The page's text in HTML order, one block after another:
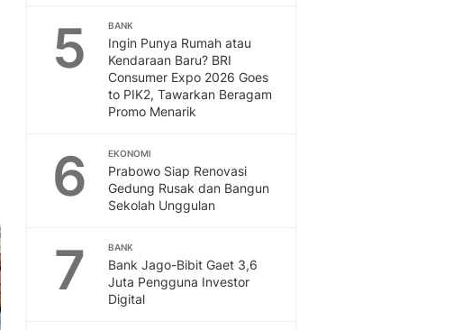
5 BANK
Ingin Punya Rumah atau
Kendaraan Baru? BRI
Consumer Expo 2026 Goes
to PIK2, Tawarkan Beragam
Promo Menarik
6 EKONOMI
Prabowo Siap Renovasi
Gedung Rusak dan Bangun
Sekolah Unggulan
7 BANK
Bank Jago-Bibit Gaet 3,6
Juta Pengguna Investor
Digital